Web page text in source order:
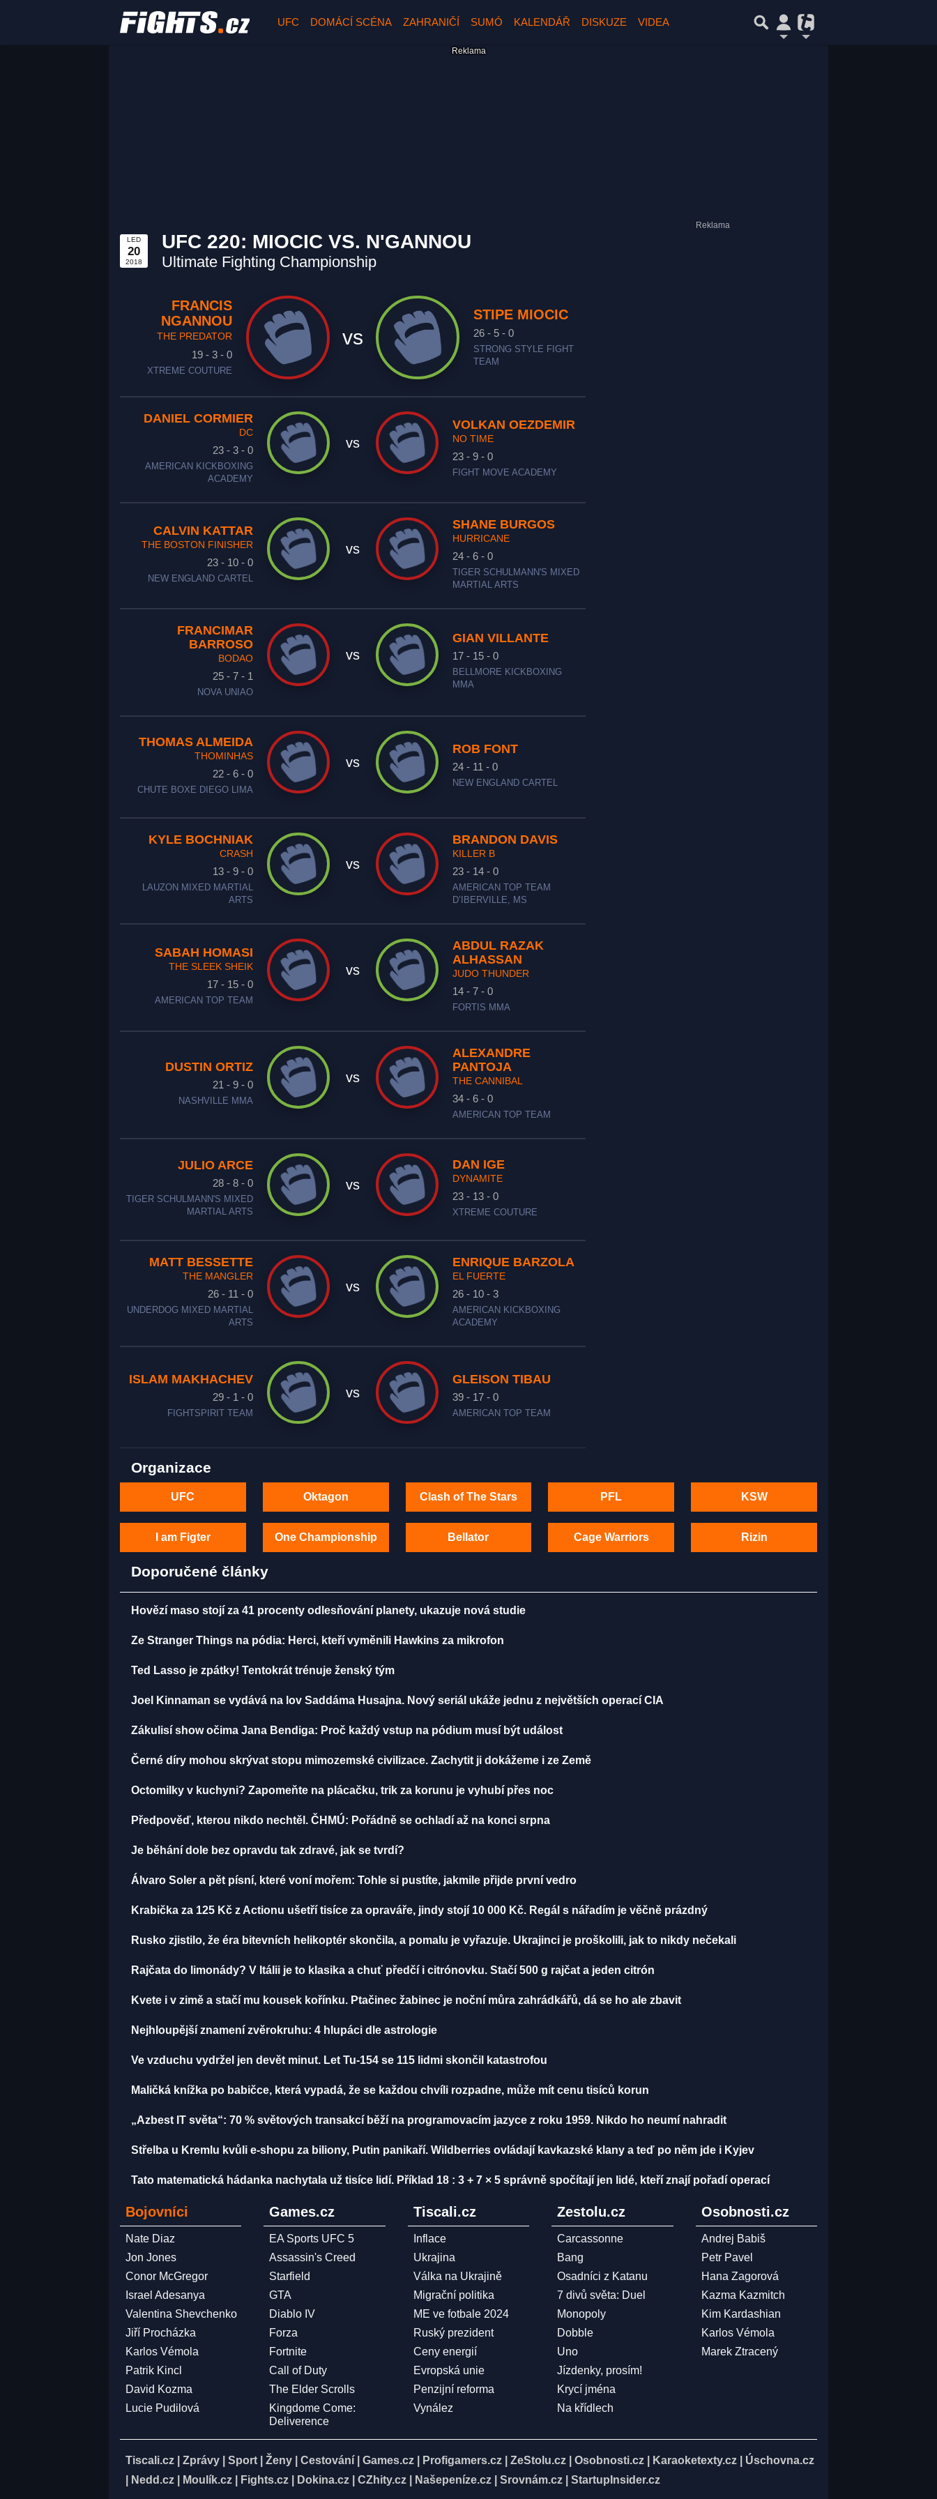
UFC DOMÁCÍ SCÉNA ZAHRANIČÍ SUMÓ KALENDÁŘ DISKUZE VIDEA
LED
20
2018
UFC 220: MIOCIC VS. N'GANNOU
Ultimate Fighting Championship
FRANCIS
NGANNOU
THE PREDATOR
19 - 3 - 0
XTREME COUTURE
vs
STIPE MIOCIC
26 - 5 - 0
STRONG STYLE FIGHT
TEAM
DANIEL CORMIER
DC
23 - 3 - 0
AMERICAN KICKBOXING
ACADEMY
vs
VOLKAN OEZDEMIR
NO TIME
23 - 9 - 0
FIGHT MOVE ACADEMY
CALVIN KATTAR
THE BOSTON FINISHER
23 - 10 - 0
NEW ENGLAND CARTEL
vs
SHANE BURGOS
HURRICANE
24 - 6 - 0
TIGER SCHULMANN'S MIXED
MARTIAL ARTS
FRANCIMAR
BARROSO
BODAO
25 - 7 - 1
NOVA UNIAO
vs
GIAN VILLANTE
17 - 15 - 0
BELLMORE KICKBOXING
MMA
THOMAS ALMEIDA
THOMINHAS
22 - 6 - 0
CHUTE BOXE DIEGO LIMA
vs
ROB FONT
24 - 11 - 0
NEW ENGLAND CARTEL
KYLE BOCHNIAK
CRASH
13 - 9 - 0
LAUZON MIXED MARTIAL
ARTS
vs
BRANDON DAVIS
KILLER B
23 - 14 - 0
AMERICAN TOP TEAM
D’IBERVILLE, MS
SABAH HOMASI
THE SLEEK SHEIK
17 - 15 - 0
AMERICAN TOP TEAM
vs
ABDUL RAZAK
ALHASSAN
JUDO THUNDER
14 - 7 - 0
FORTIS MMA
DUSTIN ORTIZ
21 - 9 - 0
NASHVILLE MMA
vs
ALEXANDRE
PANTOJA
THE CANNIBAL
34 - 6 - 0
AMERICAN TOP TEAM
JULIO ARCE
28 - 8 - 0
TIGER SCHULMANN'S MIXED
MARTIAL ARTS
vs
DAN IGE
DYNAMITE
23 - 13 - 0
XTREME COUTURE
MATT BESSETTE
THE MANGLER
26 - 11 - 0
UNDERDOG MIXED MARTIAL
ARTS
vs
ENRIQUE BARZOLA
EL FUERTE
26 - 10 - 3
AMERICAN KICKBOXING
ACADEMY
ISLAM MAKHACHEV
29 - 1 - 0
FIGHTSPIRIT TEAM
vs
GLEISON TIBAU
39 - 17 - 0
AMERICAN TOP TEAM
Organizace
UFC Oktagon Clash of The Stars PFL KSW
I am Figter One Championship Bellator Cage Warriors Rizin
Doporučené články
Hovězí maso stojí za 41 procenty odlesňování planety, ukazuje nová studie
Ze Stranger Things na pódia: Herci, kteří vyměnili Hawkins za mikrofon
Ted Lasso je zpátky! Tentokrát trénuje ženský tým
Joel Kinnaman se vydává na lov Saddáma Husajna. Nový seriál ukáže jednu z největších operací CIA
Zákulisí show očima Jana Bendiga: Proč každý vstup na pódium musí být událost
Černé díry mohou skrývat stopu mimozemské civilizace. Zachytit ji dokážeme i ze Země
Octomilky v kuchyni? Zapomeňte na plácačku, trik za korunu je vyhubí přes noc
Předpověď, kterou nikdo nechtěl. ČHMÚ: Pořádně se ochladí až na konci srpna
Je běhání dole bez opravdu tak zdravé, jak se tvrdí?
Álvaro Soler a pět písní, které voní mořem: Tohle si pustíte, jakmile přijde první vedro
Krabička za 125 Kč z Actionu ušetří tisíce za opraváře, jindy stojí 10 000 Kč. Regál s nářadím je věčně prázdný
Rusko zjistilo, že éra bitevních helikoptér skončila, a pomalu je vyřazuje. Ukrajinci je proškolili, jak to nikdy nečekali
Rajčata do limonády? V Itálii je to klasika a chuť předčí i citrónovku. Stačí 500 g rajčat a jeden citrón
Kvete i v zimě a stačí mu kousek kořínku. Ptačinec žabinec je noční můra zahrádkářů, dá se ho ale zbavit
Nejhloupější znamení zvěrokruhu: 4 hlupáci dle astrologie
Ve vzduchu vydržel jen devět minut. Let Tu-154 se 115 lidmi skončil katastrofou
Maličká knížka po babičce, která vypadá, že se každou chvíli rozpadne, může mít cenu tisíců korun
„Azbest IT světa“: 70 % světových transakcí běží na programovacím jazyce z roku 1959. Nikdo ho neumí nahradit
Střelba u Kremlu kvůli e-shopu za biliony, Putin panikaří. Wildberries ovládají kavkazské klany a teď po něm jde i Kyjev
Tato matematická hádanka nachytala už tisíce lidí. Příklad 18 : 3 + 7 × 5 správně spočítají jen lidé, kteří znají pořadí operací
Bojovníci
Nate Diaz
Jon Jones
Conor McGregor
Israel Adesanya
Valentina Shevchenko
Jiří Procházka
Karlos Vémola
Patrik Kincl
David Kozma
Lucie Pudilová
Games.cz
EA Sports UFC 5
Assassin's Creed
Starfield
GTA
Diablo IV
Forza
Fortnite
Call of Duty
The Elder Scrolls
Kingdome Come:
Deliverence
Tiscali.cz
Inflace
Ukrajina
Válka na Ukrajině
Migrační politika
ME ve fotbale 2024
Ruský prezident
Ceny energií
Evropská unie
Penzijní reforma
Vynález
Zestolu.cz
Carcassonne
Bang
Osadníci z Katanu
7 divů světa: Duel
Monopoly
Dobble
Uno
Jízdenky, prosím!
Krycí jména
Na křídlech
Osobnosti.cz
Andrej Babiš
Petr Pavel
Hana Zagorová
Kazma Kazmitch
Kim Kardashian
Karlos Vémola
Marek Ztracený
Tiscali.cz Zprávy Sport Ženy Cestování Games.cz Profigamers.cz ZeStolu.cz Osobnosti.cz Karaoketexty.cz
Úschovna.cz
Nedd.cz Moulík.cz Fights.cz Dokina.cz CZhity.cz Našepeníze.cz Srovnám.cz StartupInsider.cz